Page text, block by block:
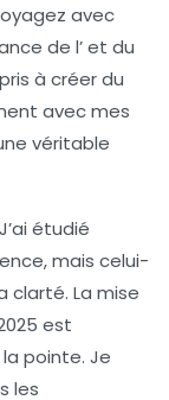
avec
de l’et du
à créer du
avec mes
véritable
étudié
, mais celui-
clarté. La mise
est
pointe. Je
les